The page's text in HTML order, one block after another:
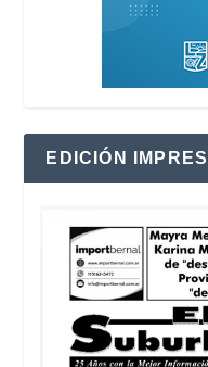
EDICIÓN